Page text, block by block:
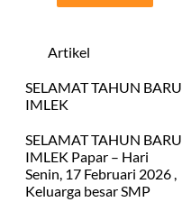
Artikel
SELAMAT TAHUN BARU
IMLEK
SELAMAT TAHUN BARU
IMLEK Papar – Hari
Senin, 17 Februari 2026 ,
Keluarga besar SMP